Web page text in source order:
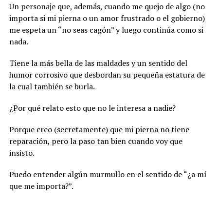
Un personaje que, además, cuando me quejo de algo (no
importa si mi pierna o un amor frustrado o el gobierno)
me espeta un “no seas cagón” y luego continúa como si
nada.
Tiene la más bella de las maldades y un sentido del
humor corrosivo que desbordan su pequeña estatura de
la cual también se burla.
¿Por qué relato esto que no le interesa a nadie?
Porque creo (secretamente) que mi pierna no tiene
reparación, pero la paso tan bien cuando voy que
insisto.
Puedo entender algún murmullo en el sentido de “¿a mí
que me importa?”.